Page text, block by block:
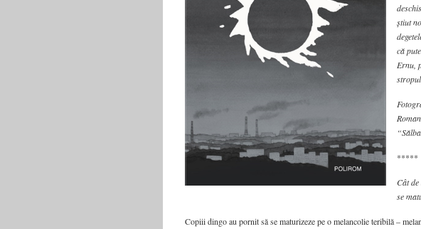
știut
că
Ernu,
*****
Cât
se
Copiii dingo au pornit să se maturizeze pe o melancolie teribilă –